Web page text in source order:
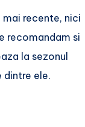
mai recente, nici
recomandam si
la sezonul
dintre ele.